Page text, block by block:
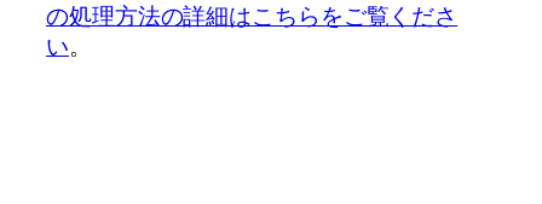
の処理方法の詳細はこちらをご覧くださ
い。